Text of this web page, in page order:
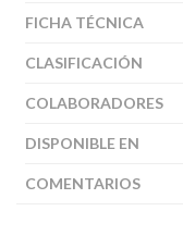
FICHA TÉCNICA
CLASIFICACIÓN
COLABORADORES
DISPONIBLE EN
COMENTARIOS